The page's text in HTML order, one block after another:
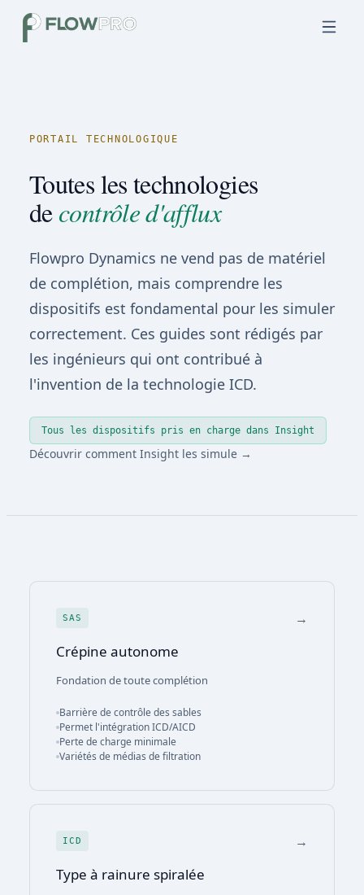
PORTAIL TECHNOLOGIQUE
Toutes les technologies
decontrôle d'afflux
Flowpro Dynamics ne vend pas de matériel
de complétion, mais comprendre les
dispositifs est fondamental pour les simuler
correctement. Ces guides sont rédigés par
les ingénieurs qui ont contribué à
l'invention de la technologie ICD.
Tous les dispositifs pris en charge dans Insight
Découvrir comment Insight les simule →
SAS →
Crépine autonome
Fondation de toute complétion
Barrière de contrôle des sables
Permet l'intégration ICD/AICD
Perte de charge minimale
Variétés de médias de filtration
ICD →
Type à rainure spiralée